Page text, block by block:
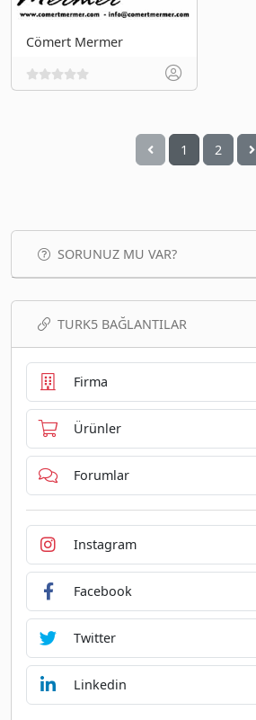
Cömert Mermer
1 2
SORUNUZ MU VAR?
TURK5 BAĞLANTILAR
Firma
Ürünler
Forumlar
Instagram
Facebook
Twitter
Linkedin